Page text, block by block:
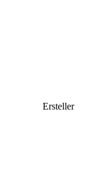
Ersteller